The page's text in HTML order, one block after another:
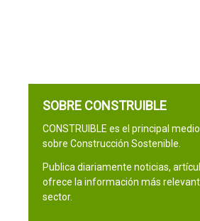
SOBRE CONSTRUIBLE
CONSTRUIBLE es el principal
sobre Construcción Sostenible.
Publica diariamente noticias,
ofrece la información más
sector.